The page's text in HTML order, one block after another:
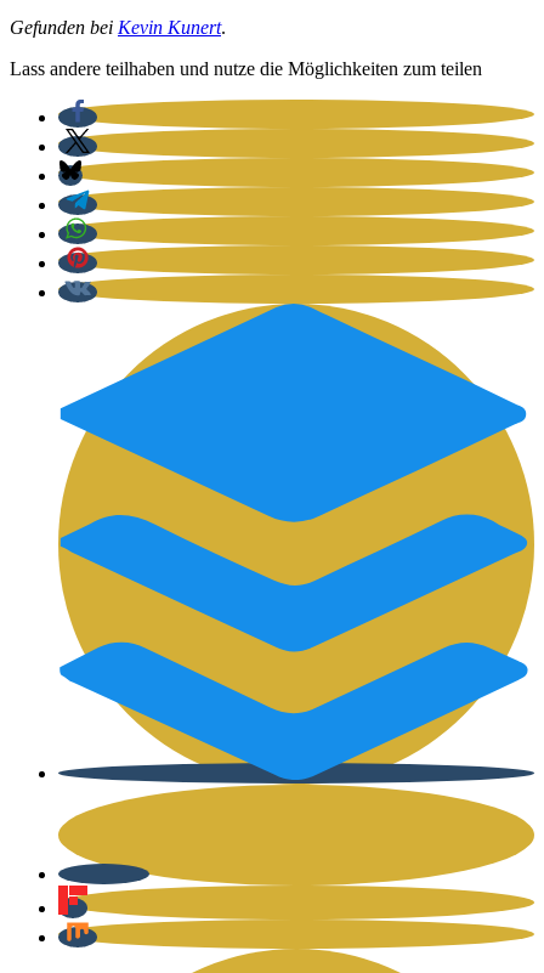
Gefun­den bei Kevin Kun­ert.
Lass ande­re teil­ha­ben und nut­ze die Mög­lich­kei­ten zum tei­len